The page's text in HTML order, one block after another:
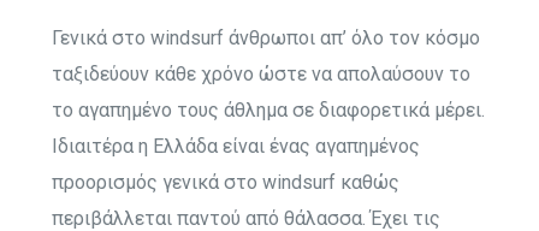
Γενικά στο windsurf άνθρωποι απ’ όλο τον κόσμο
ταξιδεύουν κάθε χρόνο ώστε να απολαύσουν το
το αγαπημένο τους άθλημα σε διαφορετικά μέρει.
Ιδιαιτέρα η Ελλάδα είναι ένας αγαπημένος
προορισμός γενικά στο windsurf καθώς
περιβάλλεται παντού από θάλασσα. Έχει τις